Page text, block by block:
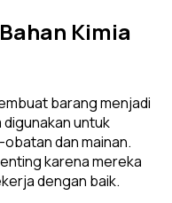
Kimia
barang menjadi
digunakan untuk
dan mainan.
karena mereka
dengan baik.